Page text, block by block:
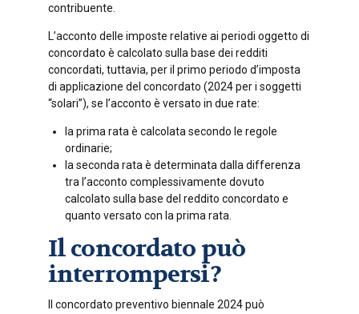
contribuente.
L’acconto delle imposte relative ai periodi oggetto di
concordato è calcolato sulla base dei redditi
concordati, tuttavia, per il primo periodo d’imposta
di applicazione del concordato (2024 per i soggetti
“solari”), se l’acconto è versato in due rate:
la prima rata è calcolata secondo le regole
ordinarie;
la seconda rata è determinata dalla differenza
tra l’acconto complessivamente dovuto
calcolato sulla base del reddito concordato e
quanto versato con la prima rata.
Il concordato può
interrompersi?
Il concordato preventivo biennale 2024 può